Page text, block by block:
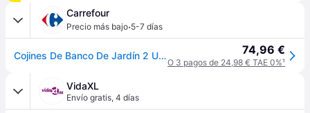
Carrefour
Precio más bajo·5-7 días
Cojines De Banco De Jardín 2 Uds Tela Oxford Gris 200x50x7 Cm Vidaxl 74,96 €
O 3 pagos de 24,98 € TAE 0%¹
VidaXL
Envío gratis, 4 días